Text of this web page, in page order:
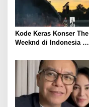
o
s
Kode Keras Konser The
Weeknd di Indonesia
Penggemar